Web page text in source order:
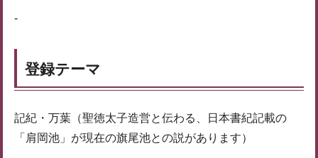
-
登録テーマ
記紀・万葉（聖徳太子造営と伝わる、日本書紀記載の
「肩岡池」が現在の旗尾池との説があります）